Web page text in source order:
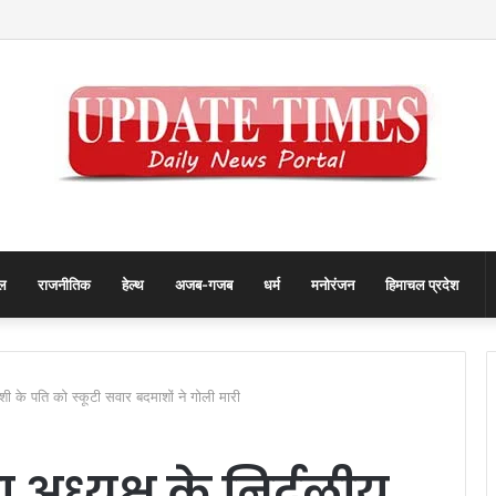
को संतों का मिला आशीर्वाद
राजनीतिक हेल्थ अजब-गजब धर्म मनोरंजन हिमाचल प्रदेश
के पति को स्कूटी सवार बदमाशों ने गोली मारी